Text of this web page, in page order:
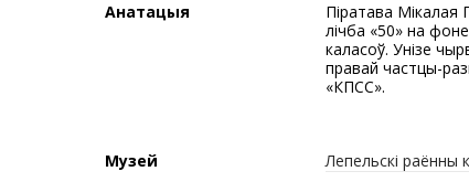
Анатацыя
Піратава Мікалая Паўлавіча. Круглявай формы, у цэнтры
лічба «50» на
каласоў. Унізе
правай частцы-
«КПСС».
Музей Лепельскі раённы